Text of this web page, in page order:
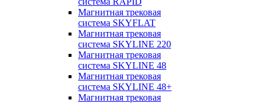
Магнитная трековая
система SKYFLAT
Магнитная трековая
система SKYLINE 220
Магнитная трековая
система SKYLINE 48
Магнитная трековая
система SKYLINE 48+
Магнитная трековая